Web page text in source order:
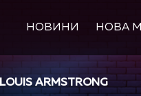
НОВИНИ НОВА
LOUIS ARMSTRONG